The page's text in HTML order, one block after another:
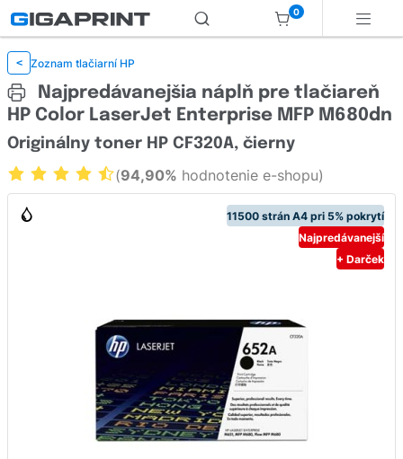
0
< Zoznam tlačiarní HP
Najpredávanejšia náplň pre tlačiareň
HP Color LaserJet Enterprise MFP M680dn
11500 strán A4 pri 5% pokrytí
Najpredávanejší
+ Darček
Originálny toner HP CF320A, čierny
(94,90% hodnotenie e-shopu)